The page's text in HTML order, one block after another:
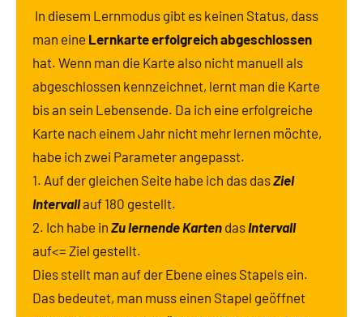
In diesem Lernmodus gibt es keinen Status, dass
man eine Lernkarte erfolgreich abgeschlossen
hat. Wenn man die Karte also nicht manuell als
abgeschlossen kennzeichnet, lernt man die Karte
bis an sein Lebensende. Da ich eine erfolgreiche
Karte nach einem Jahr nicht mehr lernen möchte,
habe ich zwei Parameter angepasst.
1. Auf der gleichen Seite habe ich das dasZiel
Intervallauf 180 gestellt.
2. Ich habe in Zu lernende Karten dasIntervall
auf<= Ziel gestellt.
Dies stellt man auf der Ebene eines Stapels ein.
Das bedeutet, man muss einen Stapel geöffnet